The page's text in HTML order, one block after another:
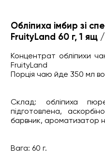
Обліпиха імбир зі
FruityLand 60 г, 1 ящ
Концентрат обліпихи
FruityLand
Порція чаю йде 350 мл
Склад: обліпиха
підготовлена,
барвник, ароматизатор
Вага: 60 г.